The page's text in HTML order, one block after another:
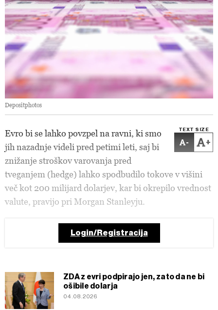
Depositphotos
TEXT SIZE
- +
Evro bi se lahko povzpel na ravni, ki smo
jih nazadnje videli pred petimi leti, saj bi
znižanje stroškov varovanja pred
tveganjem (hedge) lahko spodbudilo tokove v višini
več kot 200 milijard dolarjev, kar bi okrepilo vrednost
valute, pravijo pri Morgan Stanleyju.
Login/Registracija
ZDA z evri podpirajo jen, zato da ne bi
ošibile dolarja
04.08.2026